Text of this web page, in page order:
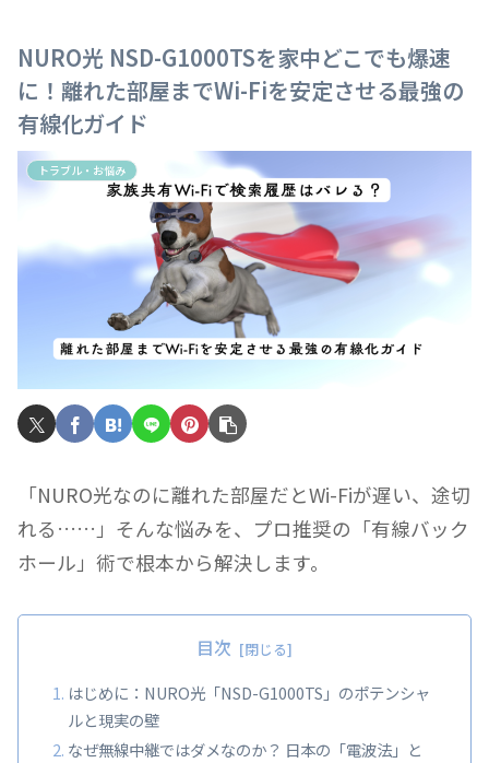
NURO光 NSD-G1000TSを家中どこでも爆速
に！離れた部屋までWi-Fiを安定させる最強の
有線化ガイド
トラブル・お悩み
「NURO光なのに離れた部屋だとWi-Fiが遅い、途切
れる……」そんな悩みを、プロ推奨の「有線バック
ホール」術で根本から解決します。
目次
はじめに：NURO光「NSD-G1000TS」のポテンシャ
ルと現実の壁
なぜ無線中継ではダメなのか？ 日本の「電波法」と